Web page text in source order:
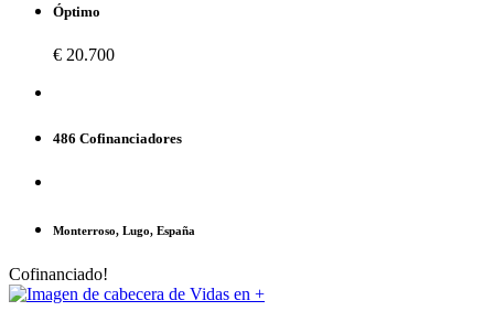
Óptimo
€ 20.700
486 Cofinanciadores
Monterroso, Lugo, España
Cofinanciado!